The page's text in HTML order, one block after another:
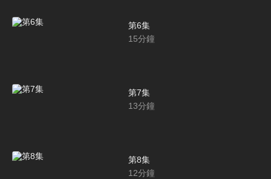
第6集
15分鐘
第7集
13分鐘
第8集
12分鐘